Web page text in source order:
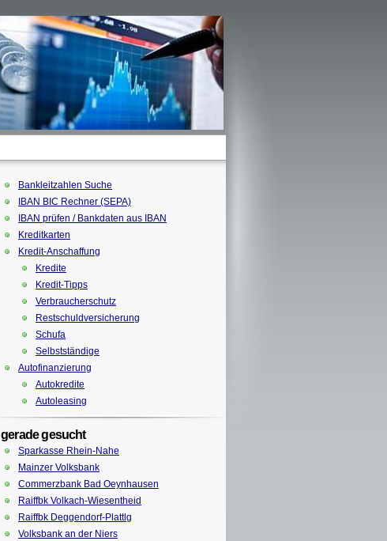
Bankleitzahlen Suche
IBAN BIC Rechner (SEPA)
IBAN prüfen / Bankdaten aus IBAN
Kreditkarten
Kredit-Anschaffung
Kredite
Kredit-Tipps
Verbraucherschutz
Restschuldversicherung
Schufa
Selbstständige
Autofinanzierung
Autokredite
Autoleasing
gerade gesucht
Sparkasse Rhein-Nahe
Mainzer Volksbank
Commerzbank Bad Oeynhausen
Raiffbk Volkach-Wiesentheid
Raiffbk Deggendorf-Plattlg
Volksbank an der Niers